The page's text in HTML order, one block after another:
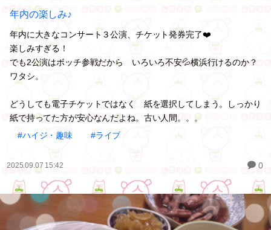
年内の楽しみ♪
年内に大きなコンサート３公演、チケット発券完了❤️
楽しみすぎる！
でも2公演はボッチ参戦だから いろいろ不安💦横浜行けるのか？
ワタシ。
どうしても電子チケットではなく 紙を選択してしまう。しっかり
紙で持ってた方が安心なんだよね。古い人間。。。
#ハイジ・趣味
#ライブ
2025.09.07 15:42 0